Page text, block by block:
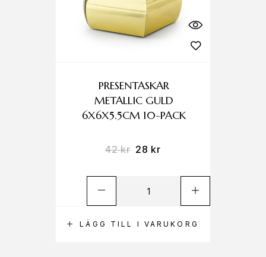
LÄGG TILL I VARUKORG
PRESENTASKAR
METALLIC GULD
6X6X5.5CM 10-PACK
42kr 28 kr